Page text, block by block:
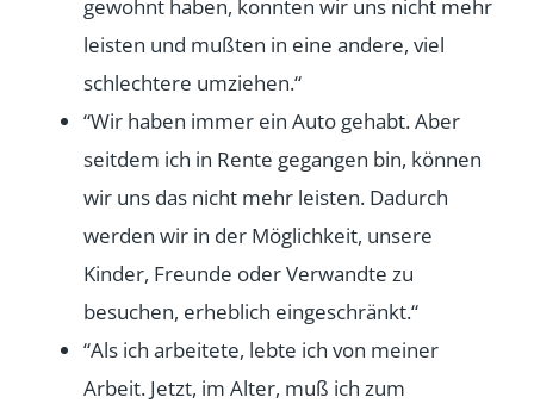
gewohnt haben, konnten wir uns nicht mehr
leisten und mußten in eine andere, viel
schlechtere umziehen.“
“Wir haben immer ein Auto gehabt. Aber
seitdem ich in Rente gegangen bin, können
wir uns das nicht mehr leisten. Dadurch
werden wir in der Möglichkeit, unsere
Kinder, Freunde oder Verwandte zu
besuchen, erheblich eingeschränkt.“
“Als ich arbeitete, lebte ich von meiner
Arbeit. Jetzt, im Alter, muß ich zum